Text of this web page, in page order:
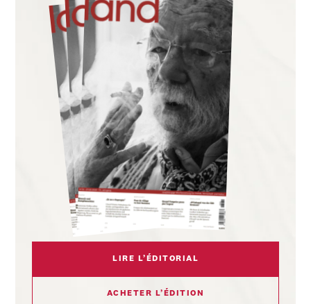
LIRE L’ÉDITORIAL
ACHETER L’ÉDITION